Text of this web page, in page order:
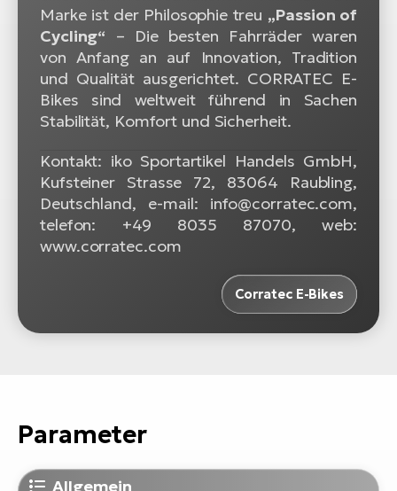
Marke ist der Philosophie treu „Passion of
Cycling“ – Die besten Fahrräder waren
von Anfang an auf Innovation, Tradition
und Qualität ausgerichtet. CORRATEC E-
Bikes sind weltweit führend in Sachen
Stabilität, Komfort und Sicherheit.
Kontakt: iko Sportartikel Handels GmbH,
Kufsteiner Strasse 72, 83064 Raubling,
Deutschland, e-mail: info@corratec.com,
telefon: +49 8035 87070, web:
www.corratec.com
Corratec E-Bikes
Parameter
Allgemein